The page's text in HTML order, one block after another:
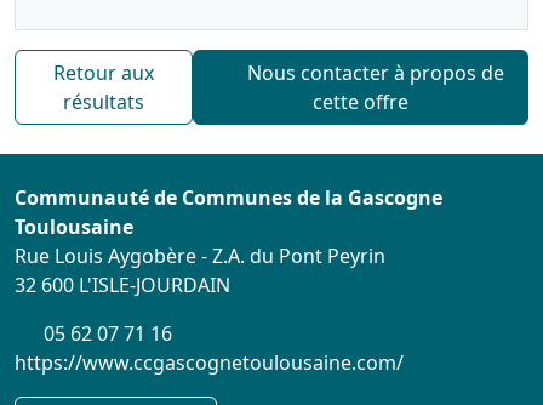
Retour aux
résultats
Nous contacter à propos de
cette offre
Communauté de Communes de la Gascogne
Toulousaine
Rue Louis Aygobère - Z.A. du Pont Peyrin
32 600 L'ISLE-JOURDAIN
05 62 07 71 16
https://www.ccgascognetoulousaine.com/